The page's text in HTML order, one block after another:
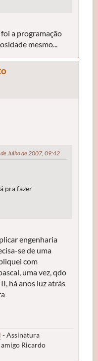
a programação
mesmo...
Julho de 2007, 09:42
pra fazer
engenharia
se de uma
com
uma vez, qdo
há anos luz atrás
- Assinatura
Ricardo